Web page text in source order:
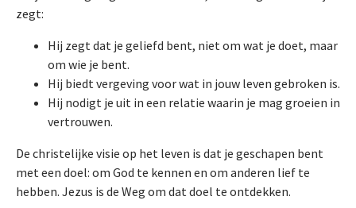
zegt:
Hij zegt dat je geliefd bent, niet om wat je doet, maar
om wie je bent.
Hij biedt vergeving voor wat in jouw leven gebroken is.
Hij nodigt je uit in een relatie waarin je mag groeien in
vertrouwen.
De christelijke visie op het leven is dat je geschapen bent
met een doel: om God te kennen en om anderen lief te
hebben. Jezus is de Weg om dat doel te ontdekken.